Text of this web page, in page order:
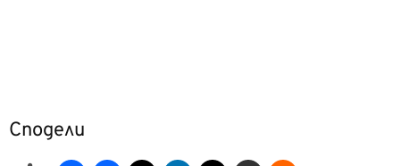
Сподели